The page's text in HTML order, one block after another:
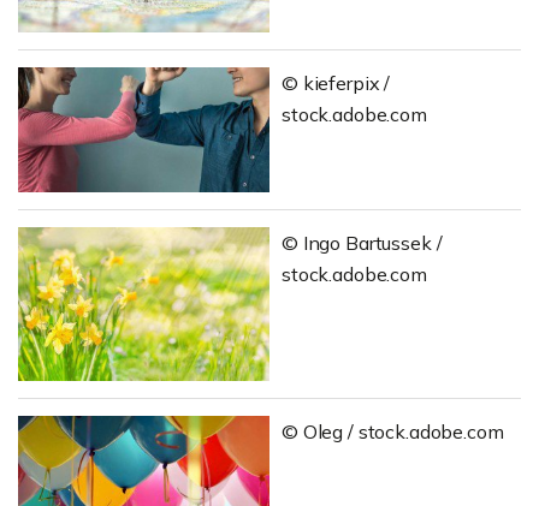
© kieferpix /
stock.adobe.com
© Ingo Bartussek /
stock.adobe.com
© Oleg / stock.adobe.com